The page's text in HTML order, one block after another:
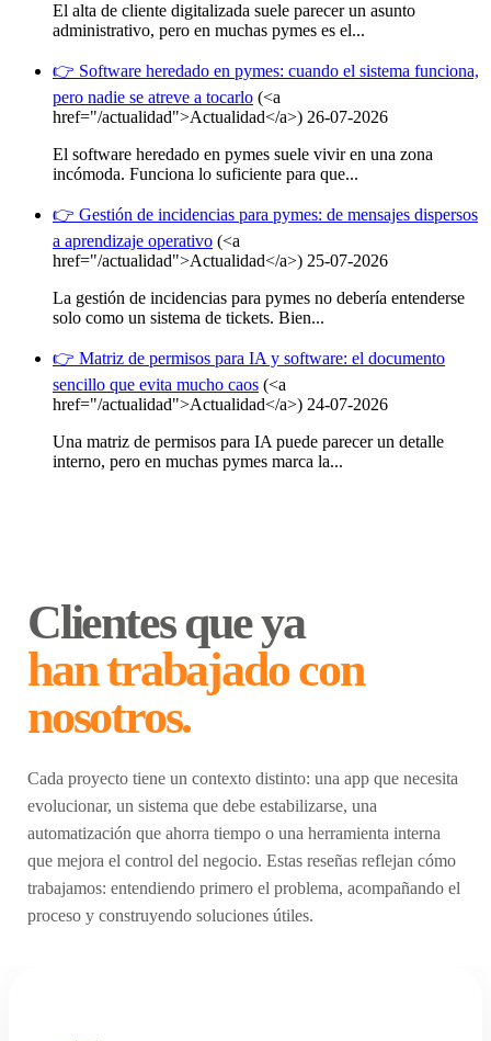
El alta de cliente digitalizada suele parecer un asunto
administrativo, pero en muchas pymes es el...
👉 Software heredado en pymes: cuando el sistema funciona,
pero nadie se atreve a tocarlo (<a
href="/actualidad">Actualidad</a>) 26-07-2026
El software heredado en pymes suele vivir en una zona
incómoda. Funciona lo suficiente para que...
👉 Gestión de incidencias para pymes: de mensajes dispersos
a aprendizaje operativo (<a
href="/actualidad">Actualidad</a>) 25-07-2026
La gestión de incidencias para pymes no debería entenderse
solo como un sistema de tickets. Bien...
👉 Matriz de permisos para IA y software: el documento
sencillo que evita mucho caos (<a
href="/actualidad">Actualidad</a>) 24-07-2026
Una matriz de permisos para IA puede parecer un detalle
interno, pero en muchas pymes marca la...
Clientes que ya
han trabajado con
nosotros.
Cada proyecto tiene un contexto distinto: una app que necesita
evolucionar, un sistema que debe estabilizarse, una
automatización que ahorra tiempo o una herramienta interna
que mejora el control del negocio. Estas reseñas reflejan cómo
trabajamos: entendiendo primero el problema, acompañando el
proceso y construyendo soluciones útiles.